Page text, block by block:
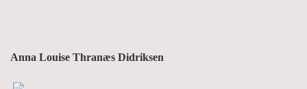
Anna Louise Thranæs Didriksen